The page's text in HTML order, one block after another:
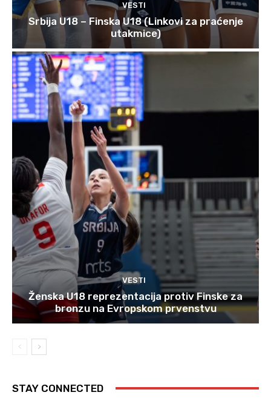
VESTI
Srbija U18 – Finska U18 (Linkovi za praćenje
utakmice)
VESTI
Ženska U18 reprezentacija protiv Finske za
bronzu na Evropskom prvenstvu
STAY CONNECTED